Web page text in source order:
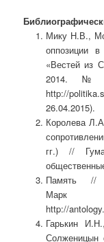
Мику Н.В.,
оппозиции
«Вестей из
2014. №
http://
26.04.2015).
Королева
гг.) //
Память //
http://
Гарькин
Солженицын